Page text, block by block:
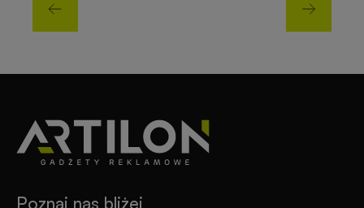
Poznaj nas bliżej